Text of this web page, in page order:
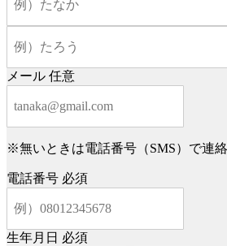
メール 任意
※無いときは電話番号（SMS）で連
電話番号 必須
生年月日 必須